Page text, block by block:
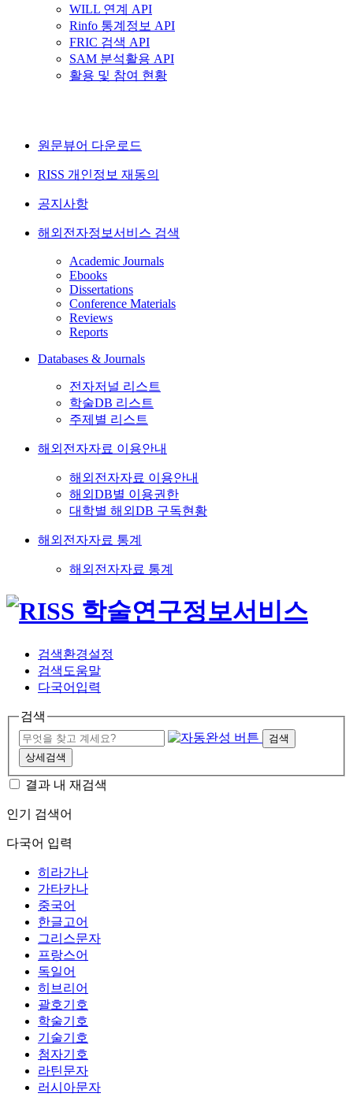
WILL 연계 API
Rinfo 통계정보 API
FRIC 검색 API
SAM 분석활용 API
활용 및 참여 현황
원문뷰어 다운로드
RISS 개인정보 재동의
공지사항
해외전자정보서비스 검색
Academic Journals
Ebooks
Dissertations
Conference Materials
Reviews
Reports
Databases & Journals
전자저널 리스트
학술DB 리스트
주제별 리스트
해외전자자료 이용안내
해외전자자료 이용안내
해외DB별 이용권한
대학별 해외DB 구독현황
해외전자자료 통계
해외전자자료 통계
검색환경설정
검색도움말
다국어입력
검색
검색
상세검색
결과 내 재검색
인기 검색어
다국어 입력
히라가나
가타카나
중국어
한글고어
그리스문자
프랑스어
독일어
히브리어
괄호기호
학술기호
기술기호
첨자기호
라틴문자
러시아문자